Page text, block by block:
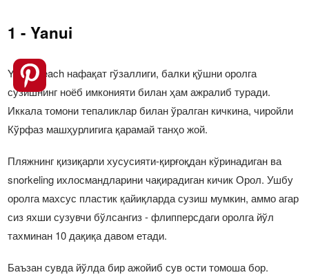
1 - Yanui
Yanui Beach нафақат гўзаллиги, балки қўшни оролга
сузишнинг ноёб имконияти билан ҳам ажралиб туради.
Иккала томони тепаликлар билан ўралган кичкина, чиройли
Кўрфаз машҳурлигига қарамай танҳо жой.
Пляжнинг қизиқарли хусусияти-қирғоқдан кўринадиган ва
snorkeling ихлосмандларини чақирадиган кичик Орол. Ушбу
оролга махсус пластик қайиқларда сузиш мумкин, аммо агар
сиз яхши сузувчи бўлсангиз - флипперсдаги оролга йўл
тахминан 10 дақиқа давом етади.
Баъзан сувда йўлда бир ажойиб сув ости томоша бор.